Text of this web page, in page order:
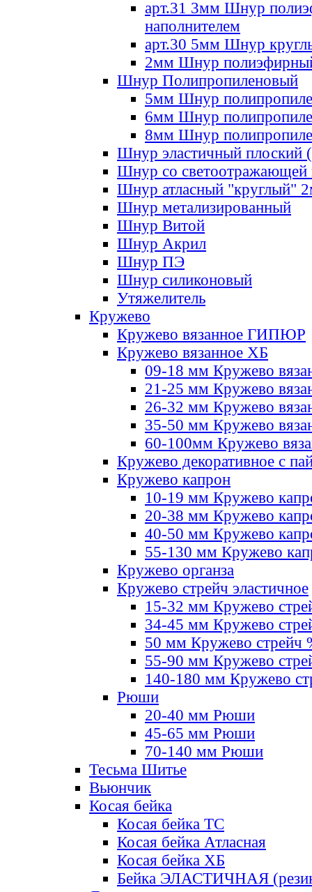
арт.31 3мм Шнур
наполнителем
арт.30 5мм Шнур
2мм Шнур
Шнур Полипропиленовый
5мм Шнур
6мм Шнур
8мм Шнур
Шнур эластичный плоский
Шнур со светоотражающей
Шнур атласный "круглый"
Шнур метализированный
Шнур Витой
Шнур Акрил
Шнур ПЭ
Шнур силиконовый
Утяжелитель
Кружево
Кружево вязанное ГИПЮР
Кружево вязанное ХБ
09-18 мм Кружево
21-25 мм Кружево
26-32 мм Кружево
35-50 мм Кружево
60-100мм Кружево
Кружево декоративное с
Кружево капрон
10-19 мм Кружево
20-38 мм Кружево
40-50 мм Кружево
55-130 мм Кружево
Кружево органза
Кружево стрейч эластичное
15-32 мм Кружево
34-45 мм Кружево
50 мм Кружево стрейч
55-90 мм Кружево
140-180 мм Кружево
Рюши
20-40 мм Рюши
45-65 мм Рюши
70-140 мм Рюши
Тесьма Шитье
Вьюнчик
Косая бейка
Косая бейка ТС
Косая бейка Атласная
Косая бейка ХБ
Бейка ЭЛАСТИЧНАЯ